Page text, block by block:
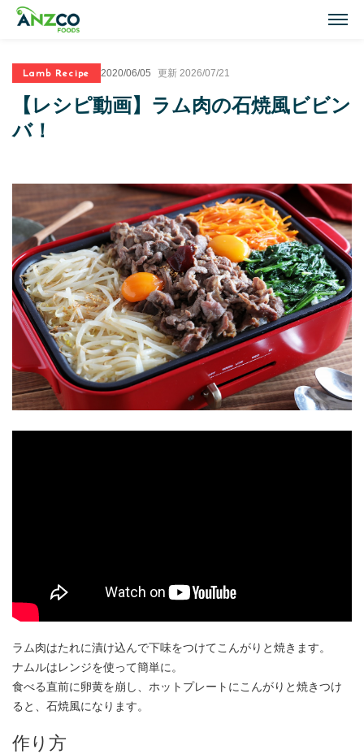
Lamb Recipes
ラム肉のおすすめレシピ
Our Products
商品紹介(ラム肉・牛肉)
Topics
トピックス
About ANZCO Foods
アンズコフーズとは
Contact Us
Lamb Recipe 2020/06/05 更新 2026/07/21
【レシピ動画】ラム肉の石焼風ビビン
バ！
ラム肉はたれに漬け込んで下味をつけてこんがりと焼きます。
ナムルはレンジを使って簡単に。
食べる直前に卵黄を崩し、ホットプレートにこんがりと焼きつけ
ると、石焼風になります。
作り方